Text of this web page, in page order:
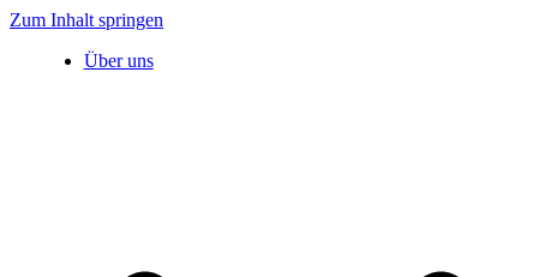
Zum Inhalt springen
Über uns